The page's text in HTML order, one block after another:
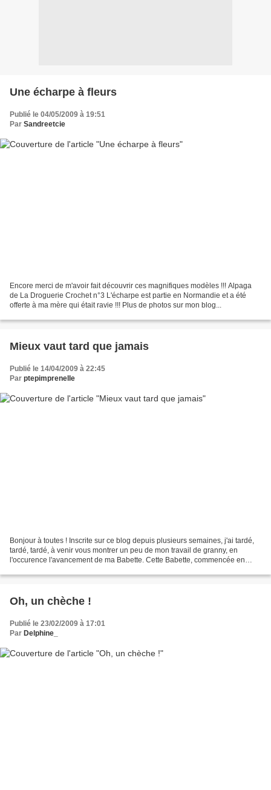
Une écharpe à fleurs
Publié le 04/05/2009 à 19:51
Par Sandreetcie
Encore merci de m'avoir fait découvrir ces magnifiques modèles !!! Alpaga
de La Droguerie Crochet n°3 L'écharpe est partie en Normandie et a été
offerte à ma mère qui était ravie !!! Plus de photos sur mon blog...
Mieux vaut tard que jamais
Publié le 14/04/2009 à 22:45
Par ptepimprenelle
Bonjour à toutes ! Inscrite sur ce blog depuis plusieurs semaines, j'ai tardé,
tardé, tardé, à venir vous montrer un peu de mon travail de granny, en
l'occurence l'avancement de ma Babette. Cette Babette, commencée en
Oh, un chèche !
Publié le 23/02/2009 à 17:01
Par Delphine_